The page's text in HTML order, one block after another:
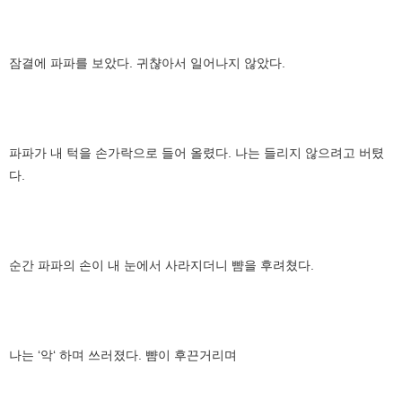
잠결에 파파를 보았다. 귀챦아서 일어나지 않았다.
파파가 내 턱을 손가락으로 들어 올렸다. 나는 들리지 않으려고 버텼
다.
순간 파파의 손이 내 눈에서 사라지더니 뺨을 후려쳤다.
나는 ‘악‘ 하며 쓰러졌다. 뺨이 후끈거리며